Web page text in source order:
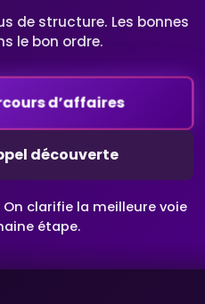
de structure. Les bonnes
le bon ordre.
d’affaires
découverte
On clarifie la meilleure voie
étape.